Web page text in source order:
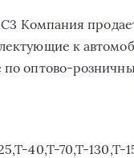
Компания
к
по оптово-
40,Т-70,Т-130,Т-